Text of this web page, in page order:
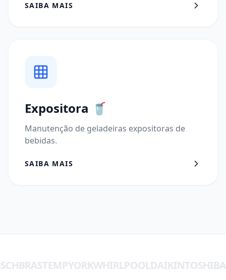
SAIBA MAIS
Expositora 🥤
Manutenção de geladeiras expositoras de
bebidas.
SAIBA MAIS
BRASTEMPYORKWHIRLPOOLDAIKINTOSHIBA